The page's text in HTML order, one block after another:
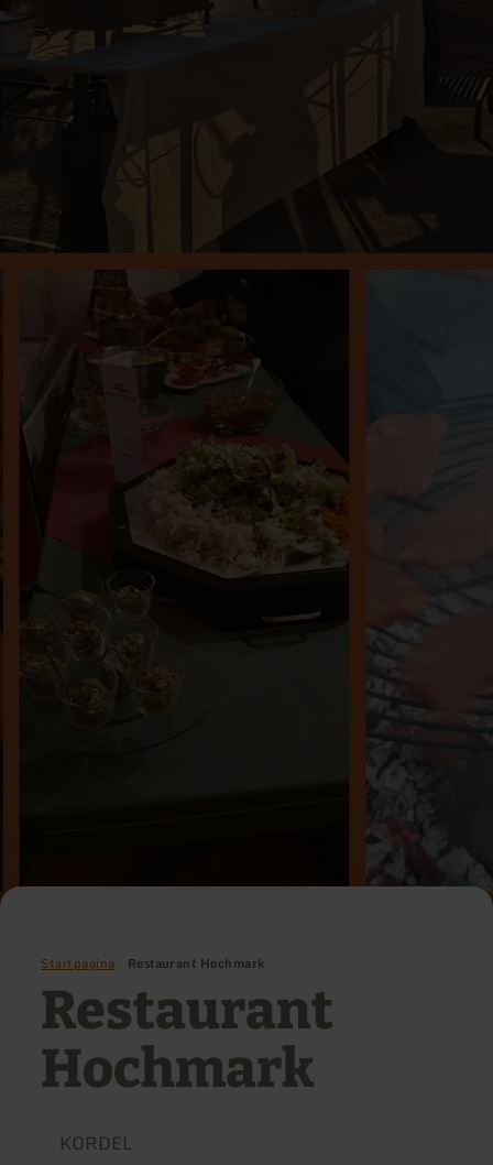
Startpagina Restaurant Hochmark
Restaurant
Hochmark
KORDEL